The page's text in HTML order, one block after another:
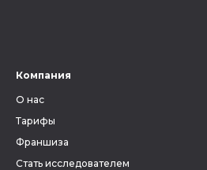
Компания
О нас
Тарифы
Франшиза
Стать исследователем